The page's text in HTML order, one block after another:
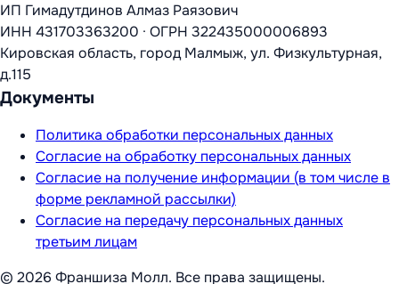
ИП Гимадутдинов Алмаз Раязович
ИНН 431703363200 · ОГРН 322435000006893
Кировская область, город Малмыж, ул. Физкультурная,
д.115
Документы
Политика обработки персональных данных
Согласие на обработку персональных данных
Согласие на получение информации (в том числе в
форме рекламной рассылки)
Согласие на передачу персональных данных
третьим лицам
© 2026 Франшиза Молл. Все права защищены.